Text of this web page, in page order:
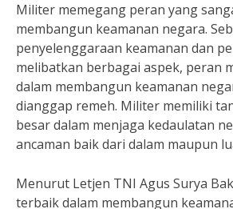
Militer memegang peran yang
membangun keamanan negara.
penyelenggaraan keamanan dan
melibatkan berbagai aspek, peran
dalam membangun keamanan
dianggap remeh. Militer memiliki
besar dalam menjaga kedaulatan
ancaman baik dari dalam maupun
Menurut Letjen TNI Agus Surya
terbaik dalam membangun